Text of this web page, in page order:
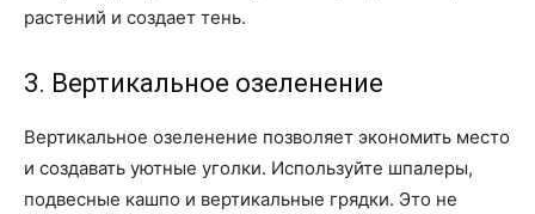
растений и создает тень.
3. Вертикальное озеленение
Вертикальное озеленение позволяет экономить место
и создавать уютные уголки. Используйте шпалеры,
подвесные кашпо и вертикальные грядки. Это не